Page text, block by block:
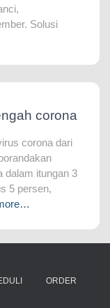
Solusi
corona
corona dari
dalam itungan 3
5 persen,
ORDER